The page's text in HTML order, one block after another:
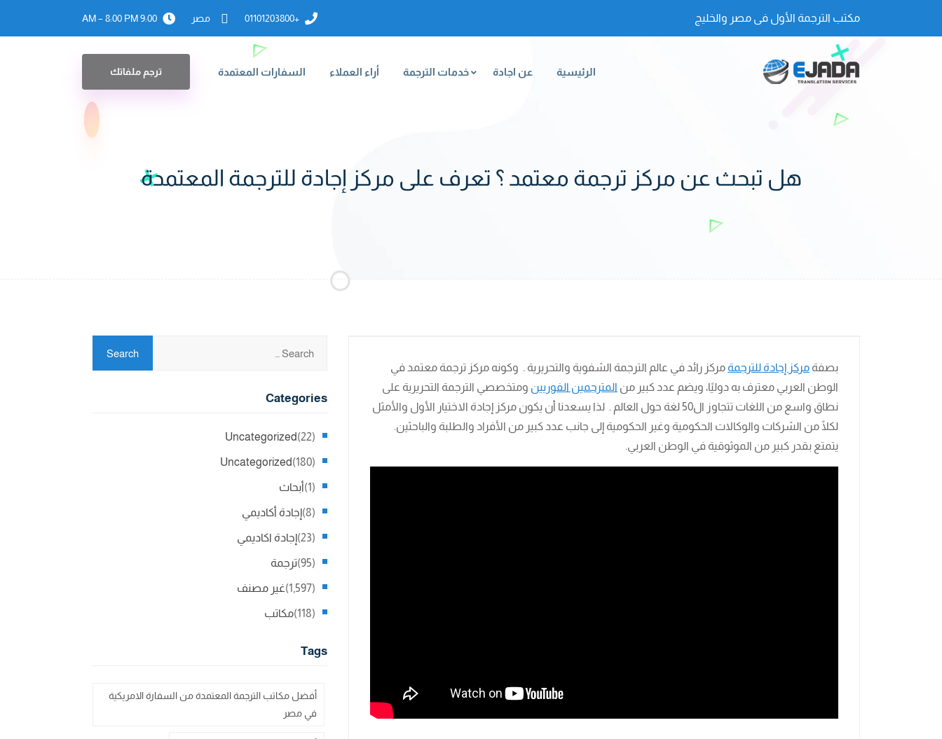
مكتب الترجمة الأول فى مصر والخليج +01101203800 مصر 9:00 AM – 8:00 PM
الرئيسية عن اجادة خدمات الترجمة أراء العملاء السفارات المعتمدة ترجم ملفاتك
هل تبحث عن مركز ترجمة معتمد ؟ تعرف على مركز إجادة للترجمة المعتمدة
بصفة مركز إجادة للترجمة مركز رائد في عالم الترجمة الشفوية والتحريرية . وكونه مركز ترجمة معتمد في
الوطن العربي معترف به دوليًا، ويضم عدد كبير من المترجمين الفوريين ومتخصصي الترجمة التحريرية على
نطاق واسع من اللغات تتجاوز ال50 لغة حول العالم . لذا يسعدنا أن يكون مركز إجادة الاختيار الأول والأمثل
لكلًا من الشركات والوكالات الحكومية وغير الحكومية إلى جانب عدد كبير من الأفراد والطلبة والباحثين.
يتمتع بقدر كبير من الموثوقية في الوطن العربي.
Categories
Uncategorized (22)
Uncategorized (180)
أبحاث (1)
إجادة أكاديمي (8)
إجادة اكاديمي (23)
ترجمة (95)
غير مصنف (1,597)
مكاتب (118)
Tags
أفضل مكاتب الترجمة المعتمدة من السفارة الامريكية
في مصر